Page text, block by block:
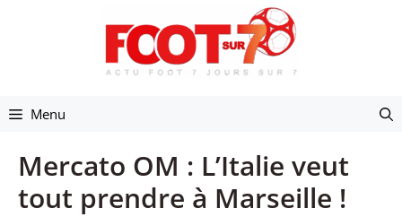
Menu
Mercato OM : L’Italie veut
tout prendre à Marseille !